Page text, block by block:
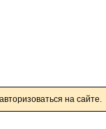
на сайте.